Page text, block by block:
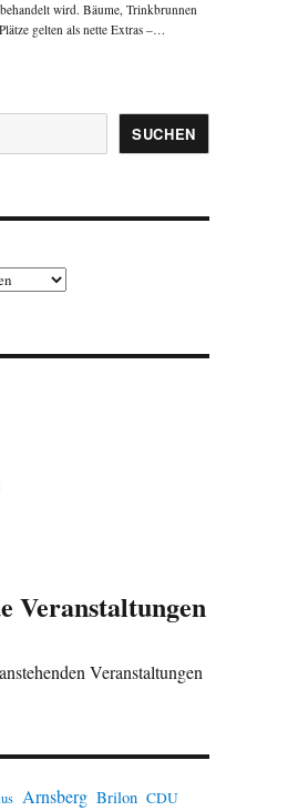
wird. Bäume, Trinkbrunnen
gelten als nette Extras –…
SUCHEN
Veranstaltungen
Veranstaltungen
Arnsberg Brilon CDU